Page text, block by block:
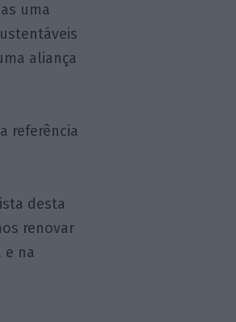
uma
aliança
referência
desta
renovar
e na